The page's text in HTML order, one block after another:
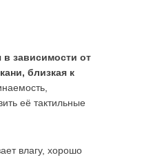
в зависимости от
близкая к
её тактильные
влагу, хорошо